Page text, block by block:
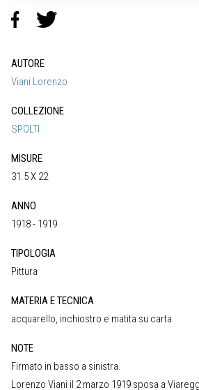
AUTORE
Viani Lorenzo
COLLEZIONE
SPOLTI
MISURE
31.5 X 22
ANNO
1918 - 1919
TIPOLOGIA
Pittura
MATERIA E TECNICA
acquarello, inchiostro e matita su carta
NOTE
Firmato in basso a sinistra.
Lorenzo Viani il 2 marzo 1919 sposa a